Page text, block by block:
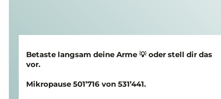
Betaste langsam deine Arme 💡 oder stell dir das
vor.
Mikropause 501’716 von 531’441.